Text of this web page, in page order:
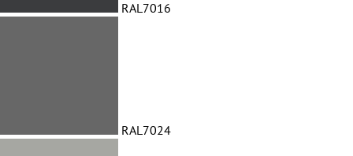
RAL7016
RAL7024